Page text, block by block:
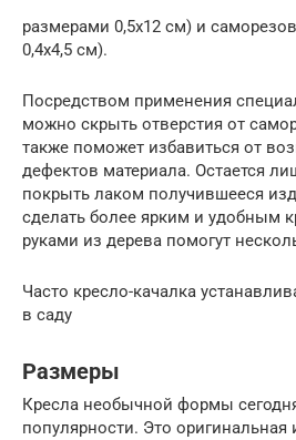
размерами 0,5х12 см) и
0,4х4,5 см).
Посредством применения
можно скрыть отверстия от
также поможет избавиться от
дефектов материала. Остается
покрыть лаком получившееся
сделать более ярким и удобным
руками из дерева помогут
Часто кресло-качалка
в саду
Размеры
Кресла необычной формы
популярности. Это оригинальная